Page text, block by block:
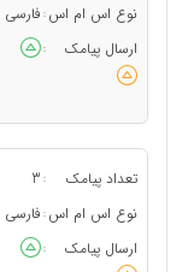
نوع اس ام اس : فارسی
ارسال پیامک
:
تعداد پیامک :
3
نوع اس ام اس : فارسی
ارسال پیامک
: